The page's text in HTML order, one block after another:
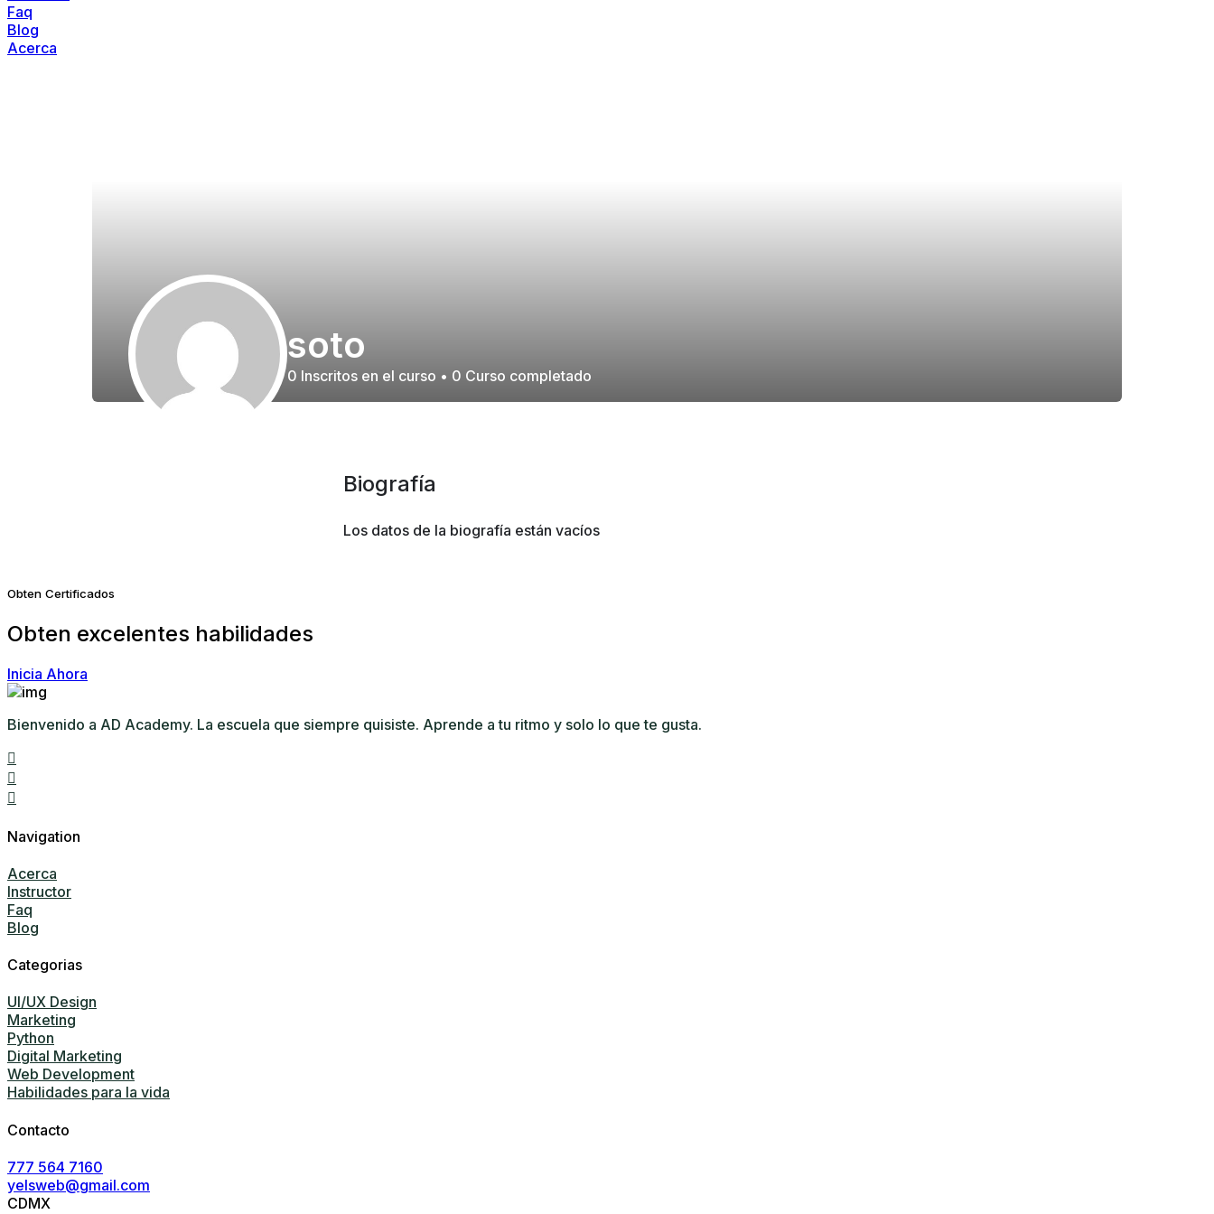
Faq
Blog
Acerca
soto
0 Inscritos en el curso • 0 Curso completado
Biografía
Los datos de la biografía están vacíos
Obten Certificados
Obten excelentes habilidades
Inicia Ahora
Bienvenido a AD Academy. La escuela que siempre quisiste. Aprende a tu ritmo y solo lo que te gusta.
Navigation
Acerca
Instructor
Faq
Blog
Categorias
UI/UX Design
Marketing
Python
Digital Marketing
Web Development
Habilidades para la vida
Contacto
777 564 7160
yelsweb@gmail.com
CDMX